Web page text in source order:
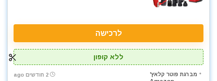
לרכישה
ללא קופון
מברגת פוטר קלאץ' 2 חודשים ago